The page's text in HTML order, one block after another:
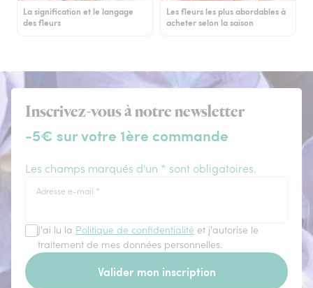
La signification et le langage
des fleurs
Les fleurs les plus abordables à
acheter selon la saison
Inscrivez-vous à notre newsletter
-5€ sur votre 1ère commande
Les champs marqués d'un * sont obligatoires.
Adresse e-mail *
J'ai lu la Politique de confidentialité et j'autorise le
traitement de mes données personnelles.
Valider mon inscription